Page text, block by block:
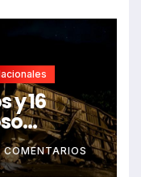
y 16
Chancas
vivienda
COMENTARIOS